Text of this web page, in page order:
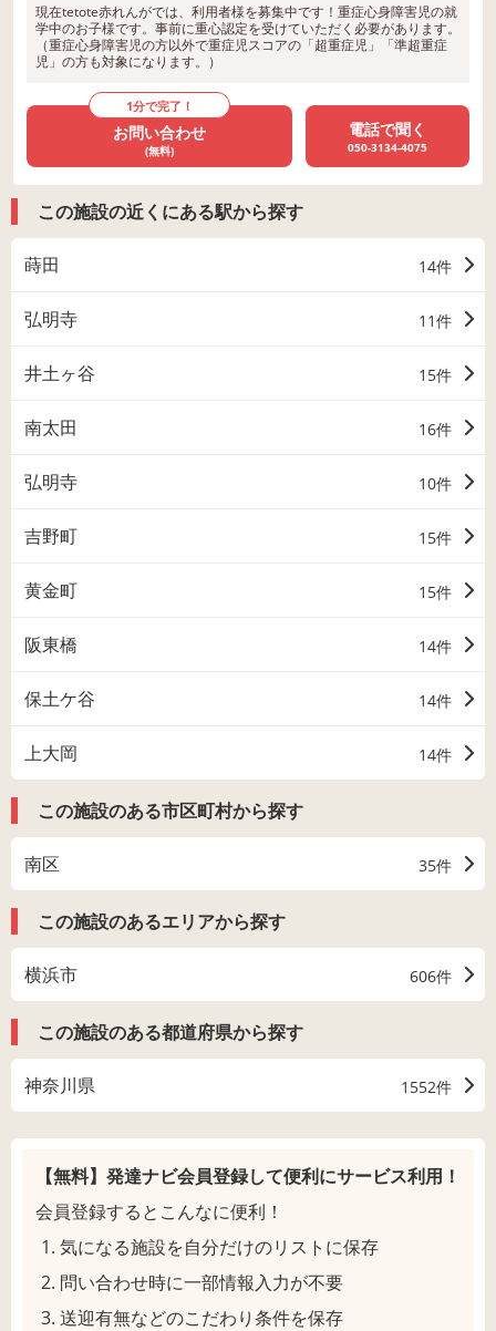
現在tetote赤れんがでは、利用者様を募集中です！重症心身障害児の就
学中のお子様です。事前に重心認定を受けていただく必要があります。
（重症心身障害児の方以外で重症児スコアの「超重症児」「準超重症
児」の方も対象になります。）
1分で完了！
お問い合わせ
(無料)
電話で聞く
050-3134-4075
この施設の近くにある駅から探す
蒔田 14件
弘明寺 11件
井土ヶ谷 15件
南太田 16件
弘明寺 10件
吉野町 15件
黄金町 15件
阪東橋 14件
保土ケ谷 14件
上大岡 14件
この施設のある市区町村から探す
南区 35件
この施設のあるエリアから探す
横浜市 606件
この施設のある都道府県から探す
神奈川県 1552件
【無料】発達ナビ会員登録して便利にサービス利用！
会員登録するとこんなに便利！
気になる施設を自分だけのリストに保存
問い合わせ時に一部情報入力が不要
送迎有無などのこだわり条件を保存